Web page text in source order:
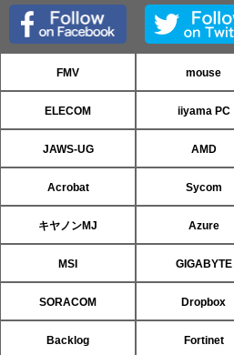
FMV mouse
ELECOM iiyama PC
JAWS-UG AMD
Acrobat Sycom
キヤノンMJ Azure
MSI GIGABYTE
SORACOM Dropbox
Backlog Fortinet